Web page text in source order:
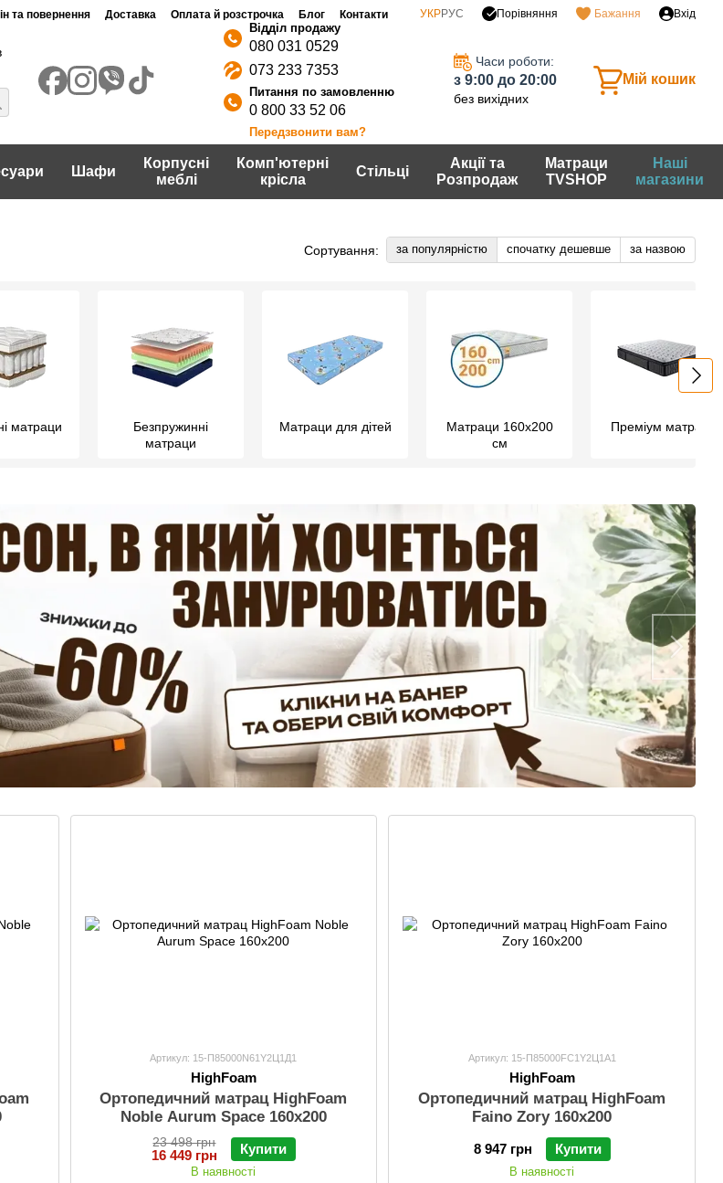
та повернення Доставка Оплата й розстрочка Блог
Контакти
УКРРУС Порівняння Бажання Вхід
080 031 0529
073 233 7353
0 800 33 52 06
Передзвонити вам?
Часи роботи:
з 9:00 до 20:00
без вихідних
Мій кошик
Шафи
Корпусні
меблі
Комп'ютерні
крісла
Стільці
Акції та
Розпродаж
Матраци
TVSHOP
Наші
магазини
Сортування: за популярністю спочатку дешевше за назвою
матраци
Безпружинні
матраци
Матраци для дітей
Матраци 160х200
см
Преміум матраци
Артикул: 15-П85000N61Y2Ц1Д1
HighFoam
Ортопедичний матрац HighFoam
Noble Aurum Space 160x200
23 498 грн
16 449 грн Купити
В наявності
Артикул: 15-П85000FC1Y2Ц1А1
HighFoam
Ортопедичний матрац HighFoam
Faino Zory 160x200
8 947 грн Купити
В наявності